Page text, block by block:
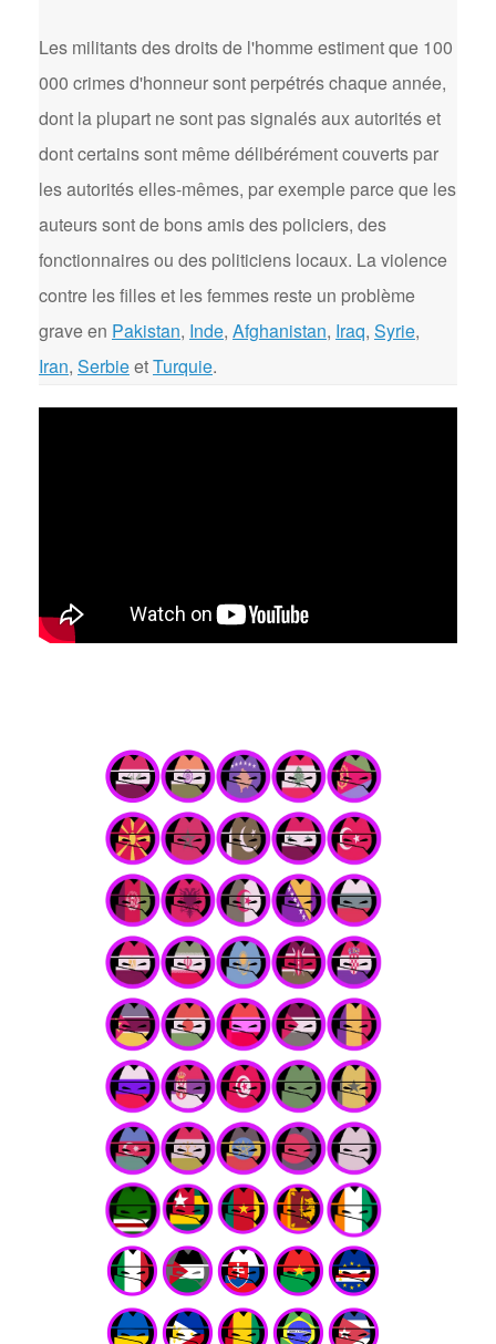
Les militants des droits de l'homme estiment que 100
000 crimes d'honneur sont perpétrés chaque année,
dont la plupart ne sont pas signalés aux autorités et
dont certains sont même délibérément couverts par
les autorités elles-mêmes, par exemple parce que les
auteurs sont de bons amis des policiers, des
fonctionnaires ou des politiciens locaux. La violence
contre les filles et les femmes reste un problème
grave en Pakistan, Inde, Afghanistan, Iraq, Syrie,
Iran, SerbieetTurquie.